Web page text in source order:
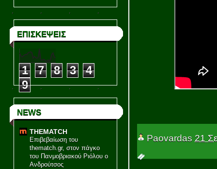
ΕΠΙΣΚΕΨΕΙΣ
1 7 8 3
4
9
NEWS
THEMATCH
Επιβεβαίωση του
thematch.gr, στον πάγκο
του Πανμοβριακού Ριόλου ο
Ανδρούτσος
Paovardas 21